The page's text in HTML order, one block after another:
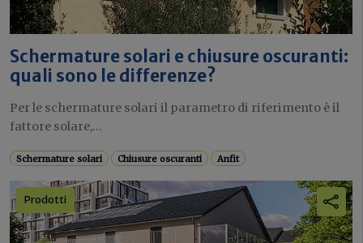
Schermature solari e chiusure oscuranti:
quali sono le differenze?
Per le schermature solari il parametro di riferimento è il
fattore solare,...
Schermature solari Chiusure oscuranti Anfit
Prodotti